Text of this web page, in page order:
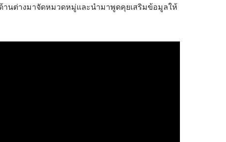
นต่างมาจัดหมวดหมู่และนำมาพูดคุยเสริมข้อมูลให้